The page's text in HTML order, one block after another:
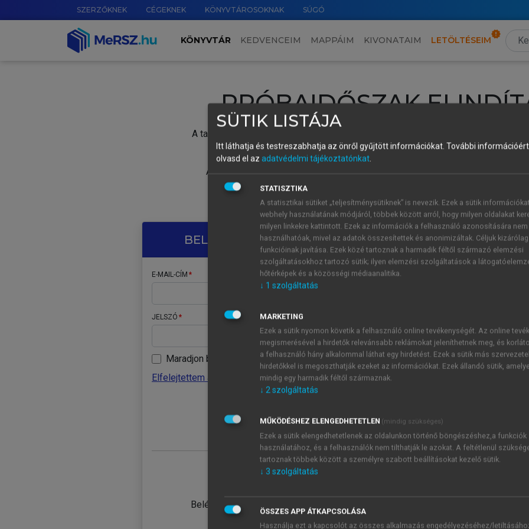
SZERZŐKNEK CÉGEKNEK KÖNYVTÁROSOKNAK SÚGÓ
KÖNYVTÁR KEDVENCEIM MAPPÁIM KIVONATAIM LETÖLTÉSEIM
PRÓBAIDŐSZAK
A tartalom megtekintéséhez lépj be a saját fiókoddal, iskolai azonosítóddal vagy
Új felhasználóként1 óra díjmentes hozzáférésrevagy
A próbaidőszak elindításához,
vagy hozz
A regisztráció után a
BELÉPÉS SAJÁT FIÓKKAL
E-MAIL-CÍM
JELSZÓ
Maradjon belépve
Elfelejtettem a jelszavamat
Belépés intézményi azonosítóval
ÚJ FIÓK
1 óra
JELSZÓ
Kérek értesítést a MeRSZ
Kérek értesítést az
SÜTIK LISTÁJA
Itt láthatja és testreszabhatja az önről gyűjtött információkat. További
olvasd el az adatvédelmi tájékoztatónkat.
STATISZTIKA
A statisztikai sütiket „teljesítménysütiknek” is nevezik. Ezek a sütik
webhely használatának módjáról, többek között arról, hogy milyen oldalakat
milyen linkekre kattintott. Ezek az információk a felhasználó azonosítására nem
használhatóak, mivel az adatok összesítettek és anonimizáltak. Céljuk
funkcióinak javítása. Ezek közé tartoznak a harmadik féltől származó elemzési
szolgáltatásokhoz tartozó sütik; ilyen elemzési szolgáltatások a
hőtérképek és a közösségi médiaanalitika.
↓ 1 szolgáltatás
MARKETING
Ezek a sütik nyomon követik a felhasználó online tevékenységét. Az online
megismerésével a hirdetők relevánsabb reklámokat jeleníthetnek meg, és
a felhasználó hány alkalommal láthat egy hirdetést. Ezek a sütik más
hirdetőkkel is megoszthatják ezeket az információkat. Ezek állandó sütik,
mindig egy harmadik féltől származnak.
↓ 2szolgáltatás
MŰKÖDÉSHEZ ELENGEDHETETLEN (mindig szükséges)
Ezek a sütik elengedhetetlenek az oldalunkon történő böngészéshez,a funkciók
használatához, és a felhasználók nem tilthatják le azokat. A feltétlenül
tartoznak többek között a személyre szabott beállításokat kezelő sütik.
↓ 3 szolgáltatás
ÖSSZES APP ÁTKAPCSOLÁSA
Használja ezt a kapcsolót az összes alkalmazás engedélyezéséhez/